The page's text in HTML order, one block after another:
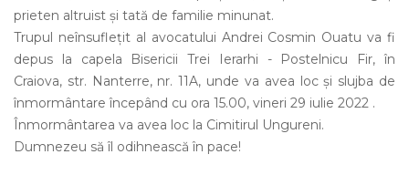
prieten altruist și tată de familie minunat.
Trupul neînsuflețit al avocatului Andrei Cosmin Ouatu va fi
depus la capela Bisericii Trei Ierarhi - Postelnicu Fir, în
Craiova, str. Nanterre, nr. 11A, unde va avea loc și slujba de
înmormântare începând cu ora 15.00, vineri 29 iulie 2022 .
Înmormântarea va avea loc la Cimitirul Ungureni.
Dumnezeu să îl odihnească în pace!